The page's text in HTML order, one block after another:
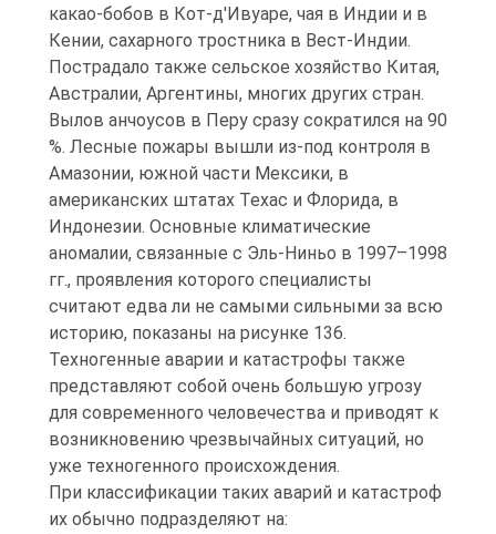
какао-бобов в Кот-д'Ивуаре, чая в Индии и в
Кении, сахарного тростника в Вест-Индии.
Пострадало также сельское хозяйство Китая,
Австралии, Аргентины, многих других стран.
Вылов анчоусов в Перу сразу сократился на 90
%. Лесные пожары вышли из-под контроля в
Амазонии, южной части Мексики, в
американских штатах Техас и Флорида, в
Индонезии. Основные климатические
аномалии, связанные с Эль-Ниньо в 1997–1998
гг., проявления которого специалисты
считают едва ли не самыми сильными за всю
историю, показаны на рисунке 136.
Техногенные аварии и катастрофы также
представляют собой очень большую угрозу
для современного человечества и приводят к
возникновению чрезвычайных ситуаций, но
уже техногенного происхождения.
При классификации таких аварий и катастроф
их обычно подразделяют на: